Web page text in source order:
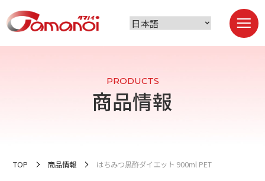
PRODUCTS
商品情報
TOP 商品情報 はちみつ黒酢ダイエット 900ml PET